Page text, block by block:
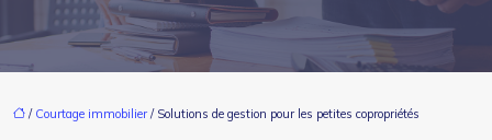
/ Courtage immobilier / Solutions de gestion pour les petites copropriétés